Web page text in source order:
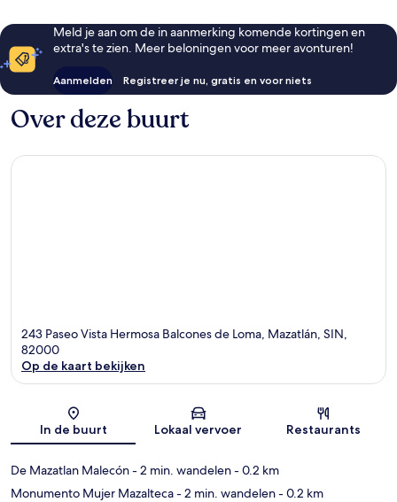
Meld je aan om de in aanmerking komende kortingen en
extra's te zien. Meer beloningen voor meer avonturen!
Aanmelden Registreer je nu, gratis en voor niets
Over deze buurt
243 Paseo Vista Hermosa Balcones de Loma, Mazatlán, SIN,
82000
Op de kaart bekijken
In de buurt Lokaal vervoer Restaurants
De Mazatlan Malecón- 2 min. wandelen- 0.2 km
Monumento Mujer Mazalteca- 2 min. wandelen- 0.2 km